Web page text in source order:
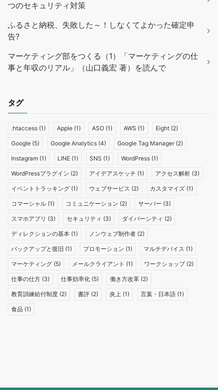
つのセキュリティ対策
ふるさと納税、失敗した～！しなくてよかった確定申
告?
マーケティング部をつくる（1）「マーケティングの仕
事と年収のリアル」（山口義宏 著）を読んで
タグ
.htaccess (1) Apple (1) ASO (1) AWS (1) Eight (2)
Google (5) Google Analytics (4) Google Tag Manager(2)
Instagram (1) LINE (1) SNS (1) WordPress (1)
WordPressプラグイン (2) アイデアスケッチ (1) アクセス解析 (3)
イベントトラッキング (1) ウェブサービス (2) カスタマイズ (1)
コマーシャル (1) コミュニケーション (2) サーバー (3)
スマホアプリ (3) セキュリティ (3) ダイバーシティ (2)
ディレクションの基本 (1) ノンウェブ制作者 (2)
バックアップと復旧 (1) プロモーション (1) マルチデバイス (1)
マーケティング (5) メールクライアント (1) ワークショップ(2)
仕事の仕方 (3) 仕事効率化 (5) 働き方改革 (2)
教育訓練給付制度 (2) 書評 (2) 炎上 (1) 言葉・日本語 (1)
食品 (1)